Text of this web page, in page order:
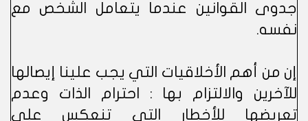
جدوى القوانين عندما يتعامل الشخص مع
نفسه.
إن من أهم الأخلاقيات التي يجب علينا إيصالها
للآخرين والالتزام بها : احترام الذات وعدم
تعريضها للأخطار التي تنعكس على